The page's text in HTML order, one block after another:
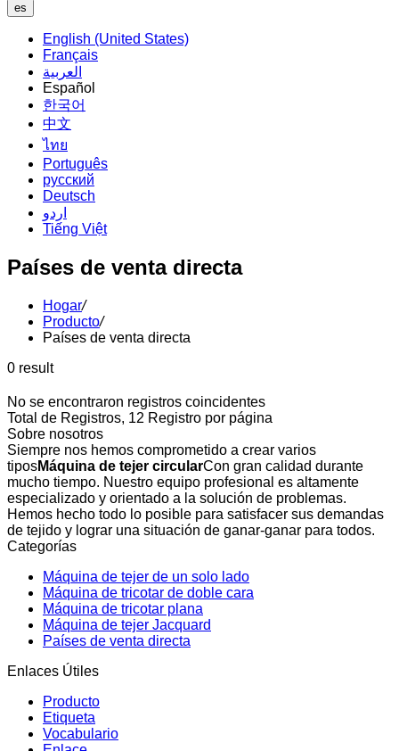
es
English (United States)
Français
العربية
Español
한국어
中文
ไทย
Português
русский
Deutsch
اردو
Tiếng Việt
Países de venta directa
Hogar/
Producto/
Países de venta directa
0 result
No se encontraron registros coincidentes
Total de Registros, 12 Registro por página
Sobre nosotros
Siempre nos hemos comprometido a crear varios
tiposMáquina de tejer circularCon gran calidad durante
mucho tiempo. Nuestro equipo profesional es altamente
especializado y orientado a la solución de problemas.
Hemos hecho todo lo posible para satisfacer sus demandas
de tejido y lograr una situación de ganar-ganar para todos.
Categorías
Máquina de tejer de un solo lado
Máquina de tricotar de doble cara
Máquina de tricotar plana
Máquina de tejer Jacquard
Países de venta directa
Enlaces Útiles
Producto
Etiqueta
Vocabulario